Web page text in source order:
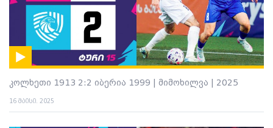
კოლხეთი 1913 2:2 იბერია 1999 | მიმოხილვა | 2025
16 მაისი. 2025